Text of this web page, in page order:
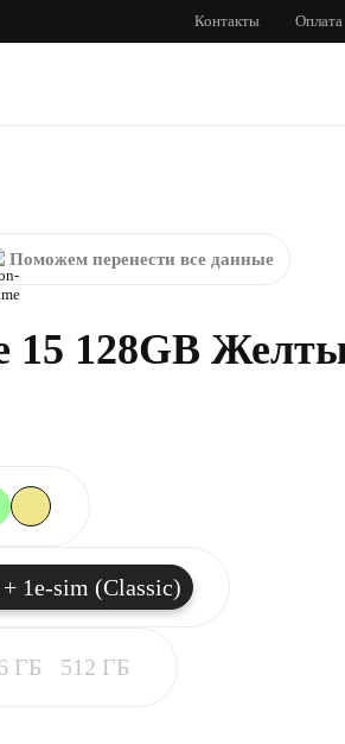
Контакты Оплата
Поможем перенести все данные
15 128GB
1e-sim (Classic)
ГБ 512 ГБ